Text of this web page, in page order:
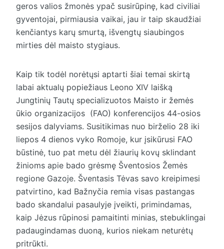
geros valios žmonės ypač susirūpinę, kad civiliai
gyventojai, pirmiausia vaikai, jau ir taip skaudžiai
kenčiantys karų smurtą, išvengtų siaubingos
mirties dėl maisto stygiaus.
Kaip tik todėl norėtųsi aptarti šiai temai skirtą
labai aktualų popiežiaus Leono XIV laišką
Jungtinių Tautų specializuotos Maisto ir žemės
ūkio organizacijos (FAO) konferencijos 44-osios
sesijos dalyviams. Susitikimas nuo birželio 28 iki
liepos 4 dienos vyko Romoje, kur įsikūrusi FAO
būstinė, tuo pat metu dėl žiaurių kovų sklindant
žinioms apie bado grėsmę Šventosios Žemės
regione Gazoje. Šventasis Tėvas savo kreipimesi
patvirtino, kad Bažnyčia remia visas pastangas
bado skandalui pasaulyje įveikti, primindamas,
kaip Jėzus rūpinosi pamaitinti minias, stebuklingai
padaugindamas duoną, kurios niekam neturėtų
pritrūkti.